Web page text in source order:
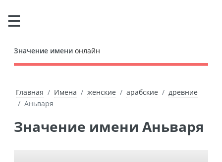
Значение имени онлайн
Главная Имена женские арабские
древние
Аньваря
Значение имени Аньваря